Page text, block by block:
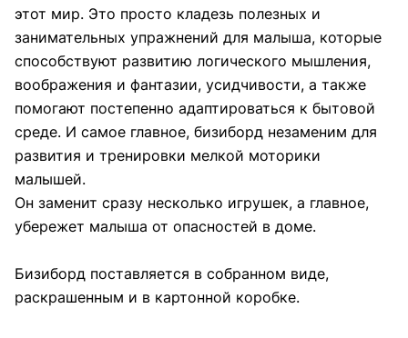
этот мир. Это просто кладезь полезных и
занимательных упражнений для малыша, которые
способствуют развитию логического мышления,
воображения и фантазии, усидчивости, а также
помогают постепенно адаптироваться к бытовой
среде. И самое главное, бизиборд незаменим для
развития и тренировки мелкой моторики
малышей.
Он заменит сразу несколько игрушек, а главное,
убережет малыша от опасностей в доме.
Бизиборд поставляется в собранном виде,
раскрашенным и в картонной коробке.